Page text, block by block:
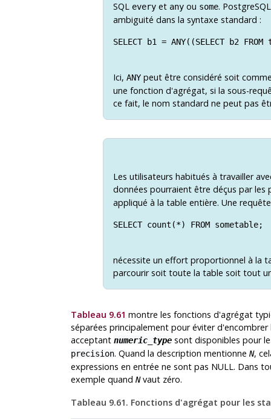
SQL every et any ou some. PostgreSQL
ambiguité dans la syntaxe standard :
SELECT b1 = ANY((SELECT b2
Ici, ANY peut être considéré soit
une fonction d'agrégat, si la sous-
ce fait, le nom standard ne peut pas
Les utilisateurs habitués à travailler
données pourraient être déçus par
appliqué à la table entière. Une
SELECT count(*) FROM sometable;
nécessite un effort proportionnel à la
parcourir soit toute la table soit tout
Tableau 9.61 montre les fonctions d'agrégat
séparées principalement pour éviter
acceptant numeric_typesont disponibles pour
precision. Quand la description mentionne N,
expressions en entrée ne sont pas NULL. Dans
exemple quand Nvaut zéro.
Tableau 9.61. Fonctions d'agrégat pour les